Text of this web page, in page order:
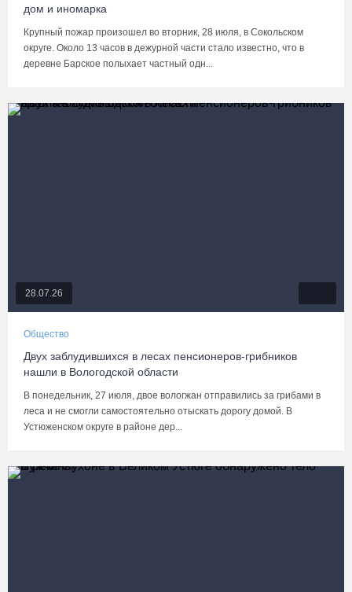
дом и иномарка
Крупный пожар произошел во вторник, 28 июля, в Сокольском
округе. Около 13 часов в дежурной части стало известно, что в
деревне Барское полыхает частный одн...
28.07.26
Общество
Двух заблудившихся в лесах пенсионеров-грибников
нашли в Вологодской области
В понедельник, 27 июля, двое вологжан отправились за грибами в
леса и не смогли самостоятельно отыскать дорогу домой. В
Устюженском округе в районе дер...